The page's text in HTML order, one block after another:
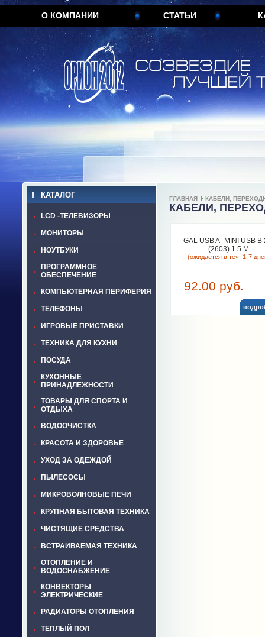
О КОМПАНИИ СТАТЬИ
КАТАЛОГ
LCD -ТЕЛЕВИЗОРЫ
МОНИТОРЫ
НОУТБУКИ
ПРОГРАММНОЕ
ОБЕСПЕЧЕНИЕ
КОМПЬЮТЕРНАЯ ПЕРИФЕРИЯ
ТЕЛЕФОНЫ
ИГРОВЫЕ ПРИСТАВКИ
ТЕХНИКА ДЛЯ КУХНИ
ПОСУДА
КУХОННЫЕ
ПРИНАДЛЕЖНОСТИ
ТОВАРЫ ДЛЯ СПОРТА И
ОТДЫХА
ВОДООЧИСТКА
КРАСОТА И ЗДОРОВЬЕ
УХОД ЗА ОДЕЖДОЙ
ПЫЛЕСОСЫ
МИКРОВОЛНОВЫЕ ПЕЧИ
КРУПНАЯ БЫТОВАЯ ТЕХНИКА
ЧИСТЯЩИЕ СРЕДСТВА
ВСТРАИВАЕМАЯ ТЕХНИКА
ОТОПЛЕНИЕ И
ВОДОСНАБЖЕНИЕ
КОНВЕКТОРЫ
ЭЛЕКТРИЧЕСКИЕ
РАДИАТОРЫ ОТОПЛЕНИЯ
ТЕПЛЫЙ ПОЛ
ГЛАВНАЯ КАБЕЛИ,
КАБЕЛИ,
GAL USB A- MINI USB B
(2603) 1.5 М
(ожидается в теч. 1-7
92.00 руб.